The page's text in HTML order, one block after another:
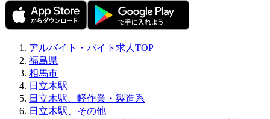
アルバイト・バイト求人TOP
福島県
相馬市
日立木駅
日立木駅、軽作業・製造系
日立木駅、その他